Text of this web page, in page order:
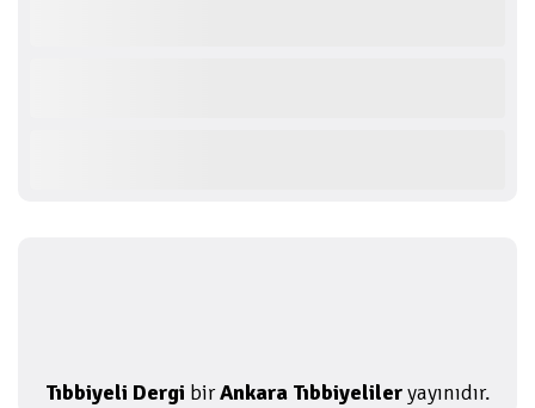
Tıbbiyeli Dergi birAnkara Tıbbiyelileryayınıdır.